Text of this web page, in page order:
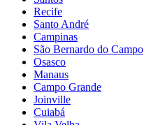
Recife
Santo André
Campinas
São Bernardo do Campo
Osasco
Manaus
Campo Grande
Joinville
Cuiabá